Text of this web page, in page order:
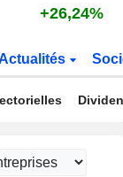
+26,24%